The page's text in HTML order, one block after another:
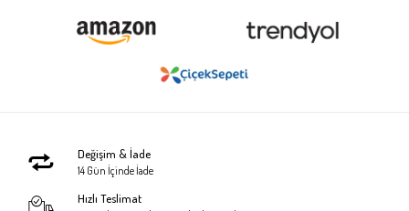
Değişim & İade
14 Gün İçinde İade
Hızlı Teslimat